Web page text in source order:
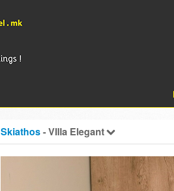
Skiathos- VIlla Elegant